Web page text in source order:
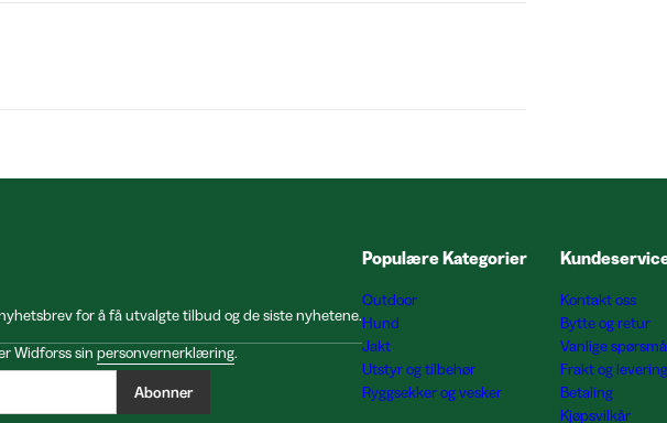
for å få utvalgte tilbud og de siste nyhetene.
Widforss sin personvernerklæring.
Abonner
Populære Kategorier
Outdoor
Hund
Jakt
Utstyr og tilbehør
Ryggsekker og vesker
Kontakt oss
Bytte og retur
Vanlige
Frakt og levering
Betaling
Kjøpsvilkår